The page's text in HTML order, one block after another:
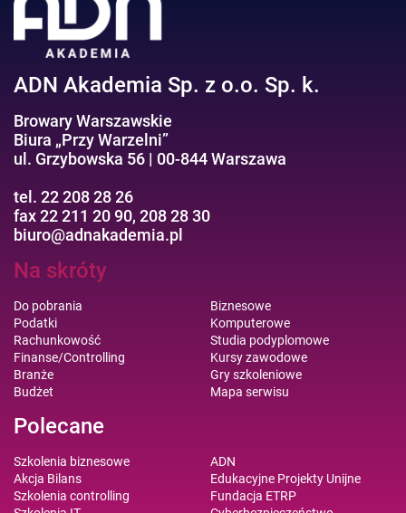
ADN Akademia Sp. z o.o. Sp. k.
Browary Warszawskie
Biura „Przy Warzelni”
ul. Grzybowska 56 | 00-844 Warszawa
tel. 22 208 28 26
fax 22 211 20 90, 208 28 30
biuro@adnakademia.pl
Na skróty
Do pobrania
Podatki
Rachunkowość
Finanse/Controlling
Branże
Budżet
Biznesowe
Komputerowe
Studia podyplomowe
Kursy zawodowe
Gry szkoleniowe
Mapa serwisu
Polecane
Szkolenia biznesowe
Akcja Bilans
Szkolenia controlling
ADN
Edukacyjne Projekty Unijne
Fundacja ETRP